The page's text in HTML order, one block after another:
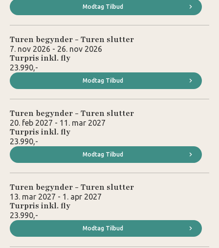
Modtag Tilbud
Turen begynder - Turen slutter
7. nov 2026 - 26. nov 2026
Turpris inkl. fly
23.990,-
Modtag Tilbud
Turen begynder - Turen slutter
20. feb 2027 - 11. mar 2027
Turpris inkl. fly
23.990,-
Modtag Tilbud
Turen begynder - Turen slutter
13. mar 2027 - 1. apr 2027
Turpris inkl. fly
23.990,-
Modtag Tilbud